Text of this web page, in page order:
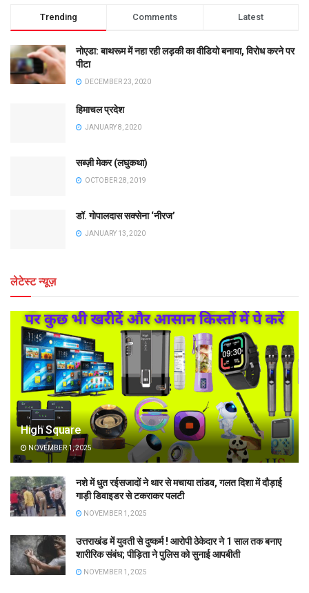
Trending Comments Latest
नोएडा: बाथरूम में नहा रही लड़की का वीडियो बनाया, विरोध करने पर
पीटा
DECEMBER 23, 2020
हिमाचल प्रदेश
JANUARY 8, 2020
सब्ज़ी मेकर (लघुकथा)
OCTOBER 28, 2019
डॉ. गोपालदास सक्सेना ‘नीरज’
JANUARY 13, 2020
लेटेस्ट न्यूज़
High Square
NOVEMBER 1, 2025
नशे में धुत रईसजादों ने थार से मचाया तांडव, गलत दिशा में दौड़ाई
गाड़ी डिवाइडर से टकराकर पलटी
NOVEMBER 1, 2025
उत्तराखंड में युवती से दुष्कर्म ! आरोपी ठेकेदार ने 1 साल तक बनाए
शारीरिक संबंध; पीड़िता ने पुलिस को सुनाई आपबीती
NOVEMBER 1, 2025